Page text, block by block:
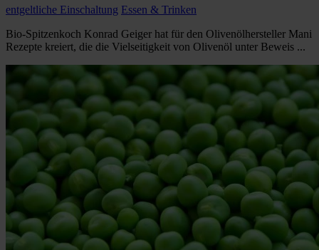
entgeltliche Einschaltung Essen & Trinken
Bio-Spitzenkoch Konrad Geiger hat für den Olivenölhersteller Mani
Rezepte kreiert, die die Vielseitigkeit von Olivenöl unter Beweis ...